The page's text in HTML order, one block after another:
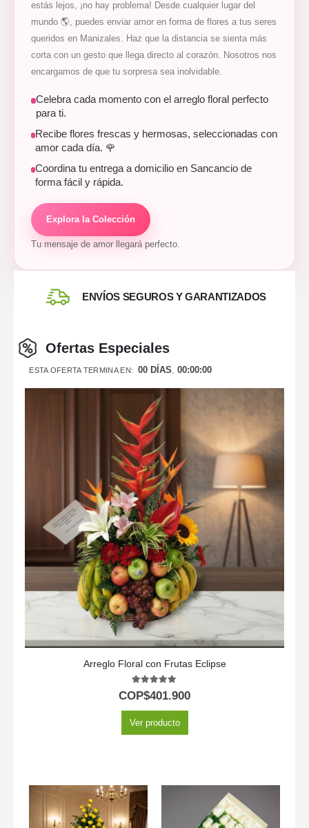
estás lejos, ¡no hay problema! Desde cualquier lugar del
mundo 🌎, puedes enviar amor en forma de flores a tus seres
queridos en Manizales. Haz que la distancia se sienta más
corta con un gesto que llega directo al corazón. Nosotros nos
encargamos de que tu sorpresa sea inolvidable.
Celebra cada momento con el arreglo floral perfecto
para ti.
Recibe flores frescas y hermosas, seleccionadas con
amor cada día. 🌹
Coordina tu entrega a domicilio en Sancancio de
forma fácil y rápida.
Explora la Colección
Tu mensaje de amor llegará perfecto.
ENVÍOS SEGUROS Y GARANTIZADOS
Ofertas Especiales
ESTA OFERTA TERMINA EN: 00 DÍAS 00:00:00
Arreglo Floral con Frutas Eclipse
5.00out of 5
COP$401.900
Ver producto